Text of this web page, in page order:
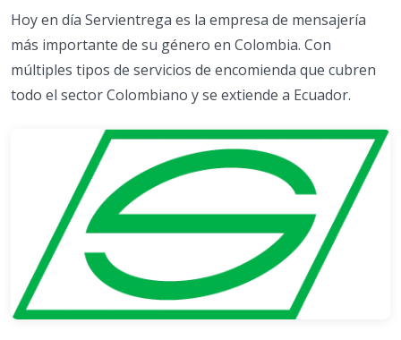
Hoy en día Servientrega es la empresa de mensajería
más importante de su género en Colombia. Con
múltiples tipos de servicios de encomienda que cubren
todo el sector Colombiano y se extiende a Ecuador.